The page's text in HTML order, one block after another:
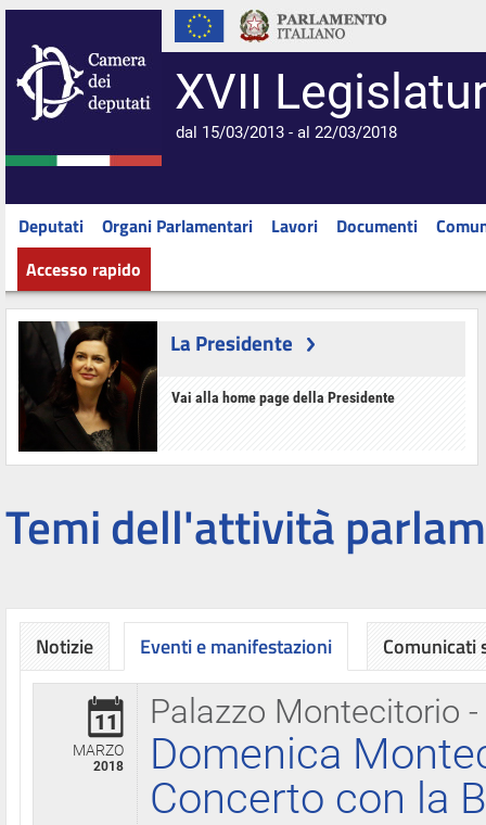
XVII
dal 15/03/2013 - al 22/03/2018
Deputati Organi Parlamentari Lavori Documenti
Accesso rapido
La Presidente
Vai alla home page della Presidente
Temi dell'attività
Notizie Eventi e manifestazioni
Palazzo Montecitorio
11
MARZO
2018
Domenica
Concerto con la
Comunicati